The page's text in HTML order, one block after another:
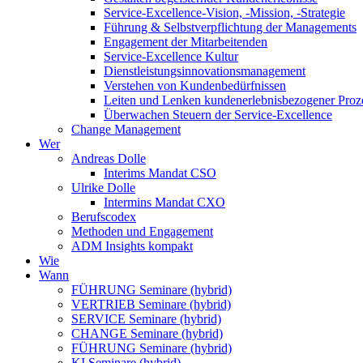
Service-Excellence-Vision, -Mission, -Strategie
Führung & Selbstverpflichtung der Managements
Engagement der Mitarbeitenden
Service-Excellence Kultur
Dienstleistungsinnovationsmanagement
Verstehen von Kundenbedürfnissen
Leiten und Lenken kundenerlebnisbezogener
Überwachen Steuern der Service-Excellence
Change Management
Wer
Andreas Dolle
Interims Mandat CSO
Ulrike Dolle
Intermins Mandat CXO
Berufscodex
Methoden und Engagement
ADM Insights kompakt
Wie
Wann
FÜHRUNG Seminare (hybrid)
VERTRIEB Seminare (hybrid)
SERVICE Seminare (hybrid)
CHANGE Seminare (hybrid)
FÜHRUNG Seminare (hybrid)